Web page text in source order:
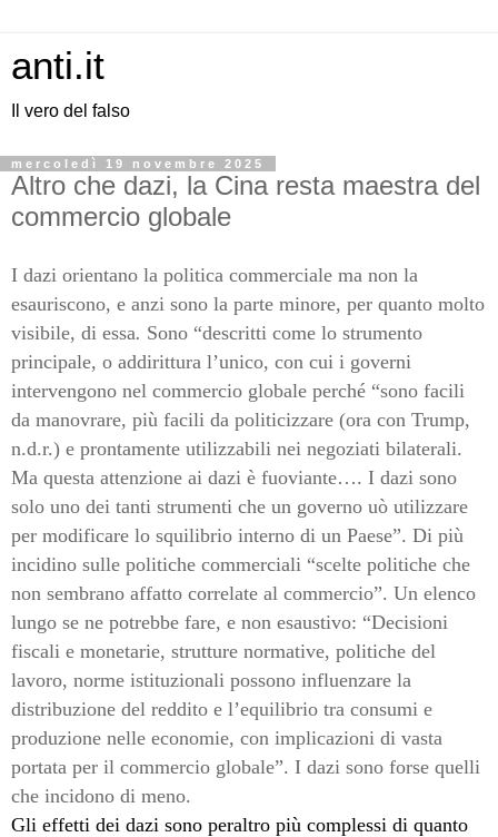
anti.it
Il vero del falso
mercoledì 19 novembre 2025
Altro che dazi, la Cina resta maestra del
commercio globale
I dazi orientano la politica commerciale ma non la
esauriscono, e anzi sono la parte minore, per quanto molto
visibile, di essa. Sono “descritti come lo strumento
principale, o addirittura l’unico, con cui i governi
intervengono nel commercio globale perché “sono facili
da manovrare, più facili da politicizzare (ora con Trump,
n.d.r.) e prontamente utilizzabili nei negoziati bilaterali.
Ma questa attenzione ai dazi è fuoviante…. I dazi sono
solo uno dei tanti strumenti che un governo uò utilizzare
per modificare lo squilibrio interno di un Paese”. Di più
incidino sulle politiche commerciali “scelte politiche che
non sembrano affatto correlate al commercio”. Un elenco
lungo se ne potrebbe fare, e non esaustivo: “Decisioni
fiscali e monetarie, strutture normative, politiche del
lavoro, norme istituzionali possono influenzare la
distribuzione del reddito e l’equilibrio tra consumi e
produzione nelle economie, con implicazioni di vasta
portata per il commercio globale”. I dazi sono forse quelli
che incidono di meno.
Gli effetti dei dazi sono peraltro più complessi di quanto